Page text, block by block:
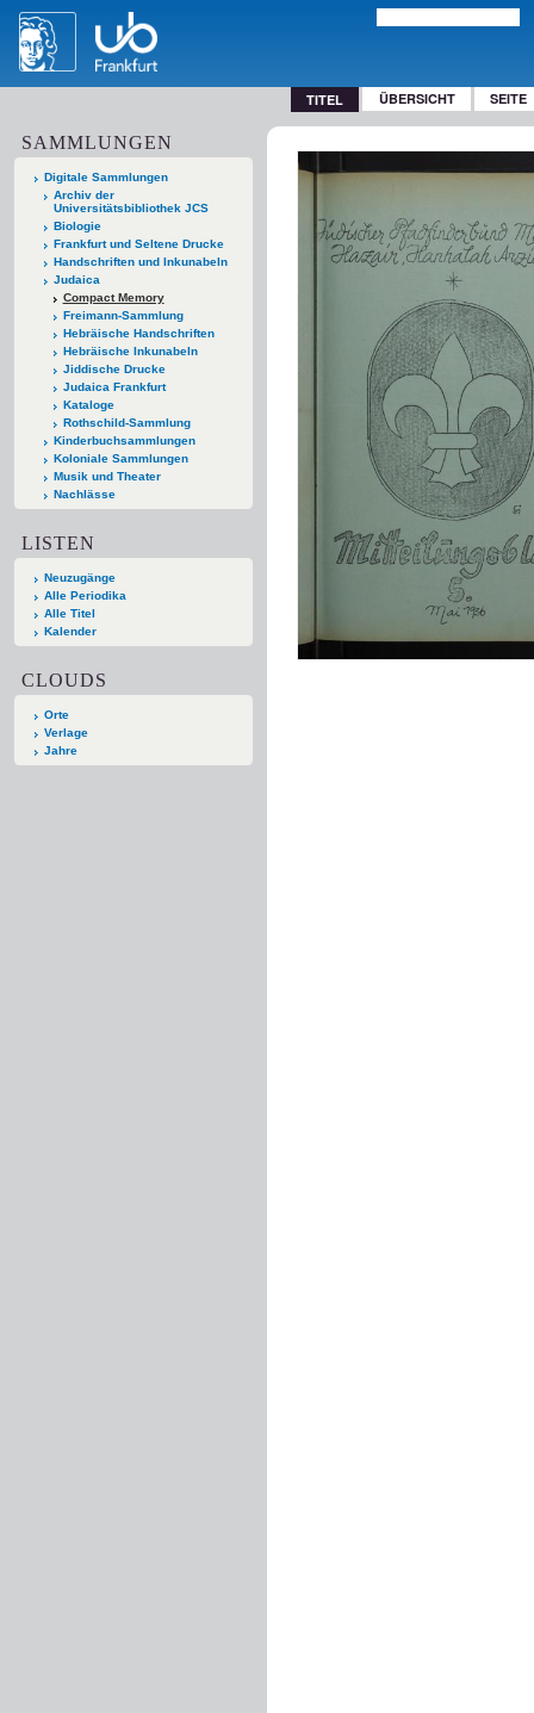
TITEL ÜBERSICHT SEITE
SAMMLUNGEN
Digitale Sammlungen
Archiv der
Universitätsbibliothek JCS
Biologie
Frankfurt und Seltene Drucke
Handschriften und Inkunabeln
Judaica
Compact Memory
Freimann-Sammlung
Hebräische Handschriften
Hebräische Inkunabeln
Jiddische Drucke
Judaica Frankfurt
Kataloge
Rothschild-Sammlung
Kinderbuchsammlungen
Koloniale Sammlungen
Musik und Theater
Nachlässe
LISTEN
Neuzugänge
Alle Periodika
Alle Titel
Kalender
CLOUDS
Orte
Verlage
Jahre